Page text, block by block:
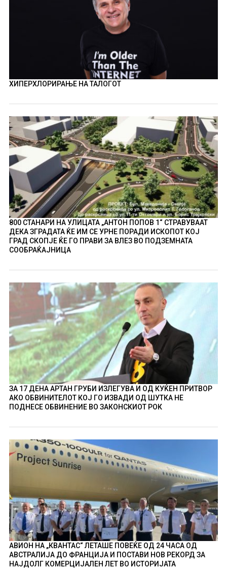
ХИПЕРХЛОРИРАЊЕ НА ТАЛОГОТ
800 СТАНАРИ НА УЛИЦАТА „АНТОН ПОПОВ 1“ СТРАВУВААТ
ДЕКА ЗГРАДАТА ЌЕ ИМ СЕ УРНЕ ПОРАДИ ИСКОПОТ КОЈ
ГРАД СКОПЈЕ ЌЕ ГО ПРАВИ ЗА ВЛЕЗ ВО ПОДЗЕМНАТА
СООБРАЌАЈНИЦА
ЗА 17 ДЕНА АРТАН ГРУБИ ИЗЛЕГУВА И ОД КУЌЕН ПРИТВОР
АКО ОБВИНИТЕЛОТ КОЈ ГО ИЗВАДИ ОД ШУТКА НЕ
ПОДНЕСЕ ОБВИНЕНИЕ ВО ЗАКОНСКИОТ РОК
АВИОН НА „КВАНТАС“ ЛЕТАШЕ ПОВЕЌЕ ОД 24 ЧАСА ОД
АВСТРАЛИЈА ДО ФРАНЦИЈА И ПОСТАВИ НОВ РЕКОРД ЗА
НАЈДОЛГ КОМЕРЦИЈАЛЕН ЛЕТ ВО ИСТОРИЈАТА